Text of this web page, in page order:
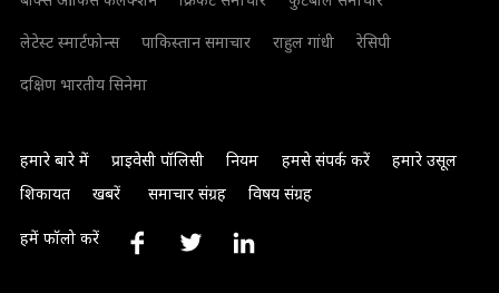
लेटेस्ट स्मार्टफोन्स
पाकिस्तान समाचार राहुल गांधी
रेसिपी
दक्षिण भारतीय सिनेमा
हमारे बारे में प्राइवेसी पॉलिसी नियम हमसे संपर्क करें
हमारे उसूल
शिकायत
खबरें समाचार संग्रह विषय संग्रह
हमें फॉलो करें